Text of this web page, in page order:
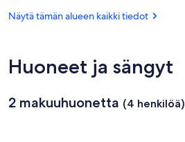
(laskettelualue)
hiihtokeskus
Näytä tämän alueen kaikki tiedot
Huoneet ja sängyt
2 makuuhuonetta (4 henkilöä)